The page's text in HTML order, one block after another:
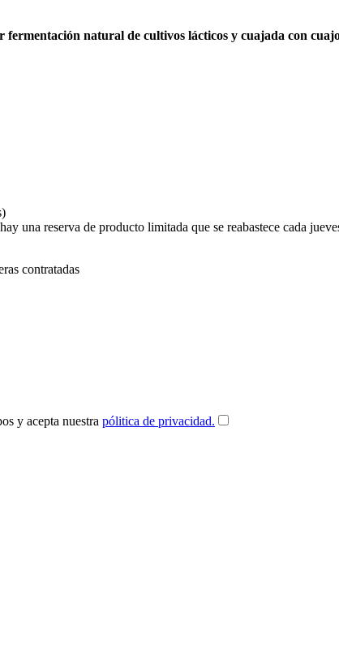
natural de cultivos lácticos y cuajada con
una reserva de producto limitada que se reabastece cada
contratadas
y acepta nuestra pólitica de privacidad.